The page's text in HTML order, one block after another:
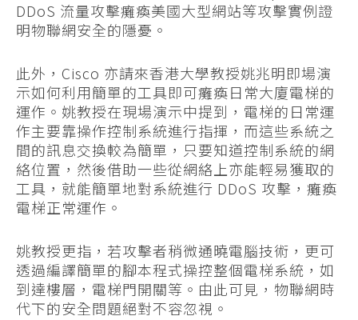
DDoS 流量攻擊癱瘓美國大型網站等攻擊實例證
明物聯網安全的隱憂。
此外，Cisco 亦請來香港大學教授姚兆明即場演
示如何利用簡單的工具即可癱瘓日常大廈電梯的
運作。姚教授在現場演示中提到，電梯的日常運
作主要靠操作控制系統進行指揮，而這些系統之
間的訊息交換較為簡單，只要知道控制系統的網
絡位置，然後借助一些從網絡上亦能輕易獲取的
工具，就能簡單地對系統進行 DDoS 攻擊，癱瘓
電梯正常運作。
姚教授更指，若攻擊者稍微通曉電腦技術，更可
透過編譯簡單的腳本程式操控整個電梯系統，如
到達樓層，電梯門開關等。由此可見，物聯網時
代下的安全問題絕對不容忽視。